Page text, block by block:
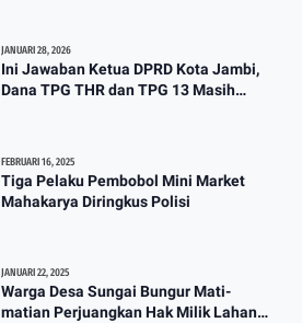
JANUARI 28, 2026
Ini Jawaban Ketua DPRD Kota Jambi,
Dana TPG THR dan TPG 13 Masih
FEBRUARI 16, 2025
Tiga Pelaku Pembobol Mini Market
Mahakarya Diringkus Polisi
JANUARI 22, 2025
Warga Desa Sungai Bungur Mati-
matian Perjuangkan Hak Milik Lahan